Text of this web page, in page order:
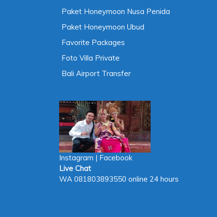
Paket Honeymoon Nusa Penida
Paket Honeymoon Ubud
Favorite Packages
Foto Villa Private
Bali Airport Transfer
Instagram | Facebook
Live Chat
WA 081803893550 online 24 hours